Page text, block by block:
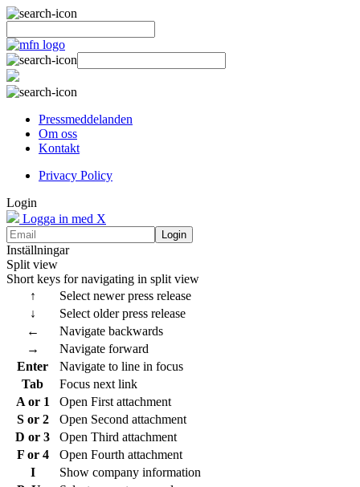
Pressmeddelanden
Om oss
Kontakt
Privacy Policy
Login
Logga in med X
Login
Inställningar
Split view
Short keys for navigating in split view
↑
Select newer press release
↓
Select older press release
←
Navigate backwards
→
Navigate forward
Enter
Navigate to line in focus
Tab
Focus next link
A or 1
Open First attachment
S or 2
Open Second attachment
D or 3
Open Third attachment
F or 4
Open Fourth attachment
I
Show company information